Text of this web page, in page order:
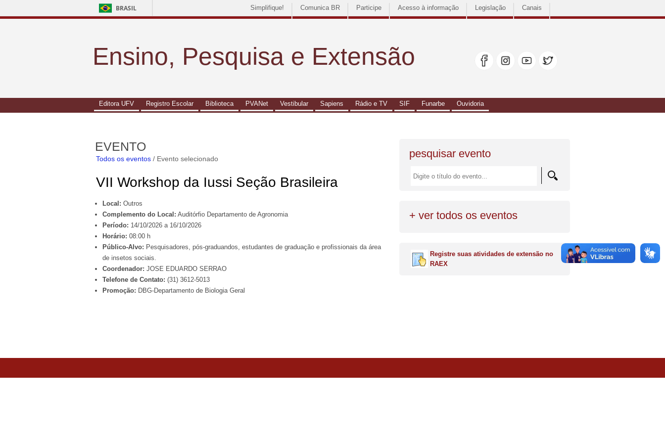
BRASIL Simplifique! Comunica BR Participe Acesso à informação Legislação Canais
Ensino, Pesquisa e Extensão
Editora UFV Registro Escolar Biblioteca PVANet Vestibular Sapiens Rádio e TV SIF Funarbe Ouvidoria
EVENTO
Todos os eventos / Evento selecionado
VII Workshop da Iussi Seção Brasileira
Local: Outros
Complemento do Local: Auditórfio Departamento de Agronomia
Período: 14/10/2026 a 16/10/2026
Horário: 08:00 h
Público-Alvo: Pesquisadores, pós-graduandos, estudantes de graduação e profissionais da área
de insetos sociais.
Coordenador: JOSE EDUARDO SERRAO
Telefone de Contato: (31) 3612-5013
Promoção: DBG-Departamento de Biologia Geral
pesquisar evento
+ ver todos os eventos
Registre suas atividades de extensão no
RAEX